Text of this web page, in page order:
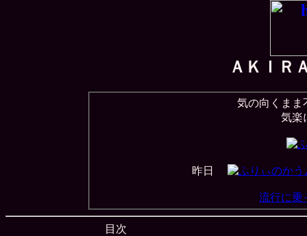
ＡＫＩＲ
気の向くまま
気楽
昨日
流行に乗
目次